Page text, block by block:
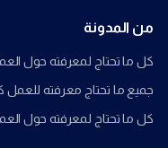
من المدونة
كل ما تحتاج لمعرفته حول
جميع ما تحتاج معرفته
كل ما تحتاج لمعرفته حول